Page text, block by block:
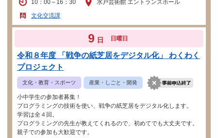
10：00～16：30
水戸芸術館 エントランスホール
文化交流課
9 日 日曜日
令和８年度 「戦争の紙芝居をデジタル化」 わくわく
プロジェクト
文化・教育・スポーツ 産業・しごと・開発
小中学生の参加者募集！
プログラミングの技術を使い、戦争の紙芝居をデジタル化します。
学習は全４回。
プログラミングの先生が教えてくれるので、初めてでも大丈夫です。
親子での参加も大歓迎です。